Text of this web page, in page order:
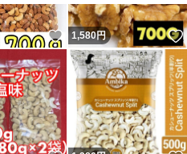
いいね！
1,580円